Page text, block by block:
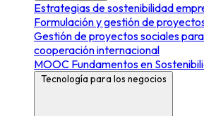
Estrategias de sostenibilidad
Formulación y gestión de
Gestión de proyectos sociales
cooperación internacional
MOOC Fundamentos en
Tecnología para los negocios